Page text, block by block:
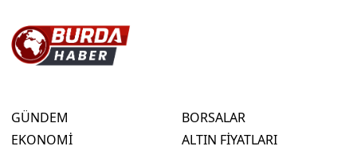
GÜNDEM
EKONOMİ
BORSALAR
ALTIN FİYATLARI